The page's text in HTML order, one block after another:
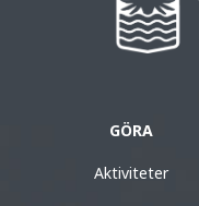
GÖRA
Aktiviteter